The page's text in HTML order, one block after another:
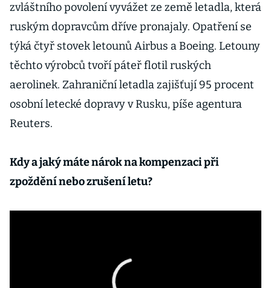
zvláštního povolení vyvážet ze země letadla, která
ruským dopravcům dříve pronajaly. Opatření se
týká čtyř stovek letounů Airbus a Boeing. Letouny
těchto výrobců tvoří páteř flotil ruských
aerolinek. Zahraniční letadla zajišťují 95 procent
osobní letecké dopravy v Rusku, píše agentura
Reuters.
Kdy a jaký máte nárok na kompenzaci při
zpoždění nebo zrušení letu?